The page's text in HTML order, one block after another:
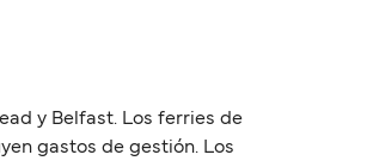
y Belfast. Los ferries de
gastos de gestión. Los